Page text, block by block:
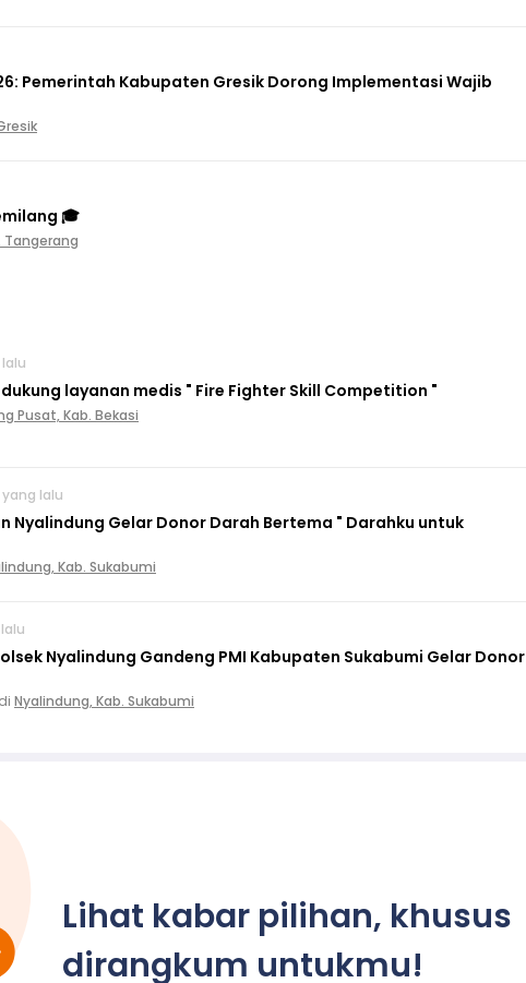
Pemerintah Kabupaten Gresik Dorong Implementasi Wajib
🎓
Tangerang
lalu
layanan medis " Fire Fighter Skill Competition "
Pusat, Kab. Bekasi
yang lalu
Nyalindung Gelar Donor Darah Bertema " Darahku untuk
Kab. Sukabumi
Nyalindung Gandeng PMI Kabupaten Sukabumi Gelar Donor
di Nyalindung, Kab. Sukabumi
Lihat kabar pilihan, khusus
dirangkum untukmu!